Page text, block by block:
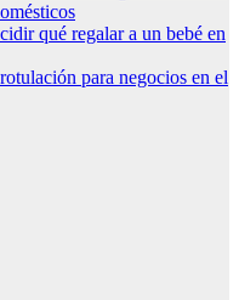
qué regalar a un bebé en
para negocios en el